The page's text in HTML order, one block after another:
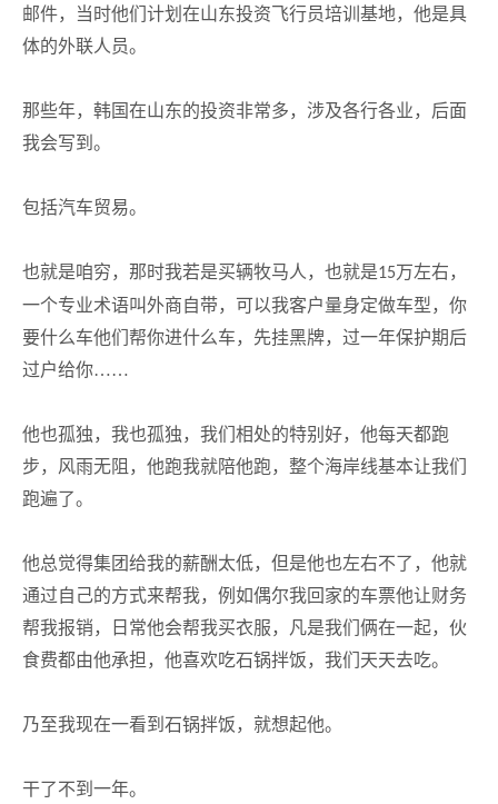
邮件，当时他们计划在山东投资飞行员培训基地，他是具
体的外联人员。
那些年，韩国在山东的投资非常多，涉及各行各业，后面
我会写到。
包括汽车贸易。
也就是咱穷，那时我若是买辆牧马人，也就是15万左右，
一个专业术语叫外商自带，可以我客户量身定做车型，你
要什么车他们帮你进什么车，先挂黑牌，过一年保护期后
过户给你……
他也孤独，我也孤独，我们相处的特别好，他每天都跑
步，风雨无阻，他跑我就陪他跑，整个海岸线基本让我们
跑遍了。
他总觉得集团给我的薪酬太低，但是他也左右不了，他就
通过自己的方式来帮我，例如偶尔我回家的车票他让财务
帮我报销，日常他会帮我买衣服，凡是我们俩在一起，伙
食费都由他承担，他喜欢吃石锅拌饭，我们天天去吃。
乃至我现在一看到石锅拌饭，就想起他。
干了不到一年。